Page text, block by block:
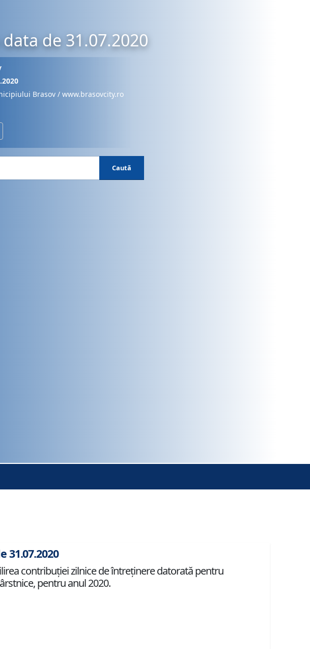
de 31.07.2020
Brasov / www.brasovcity.ro
Caută
contribuţiei zilnice de întreținere datorată pentru
pentru anul 2020.